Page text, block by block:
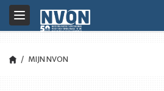
Toggle
navigation
MIJN NVON